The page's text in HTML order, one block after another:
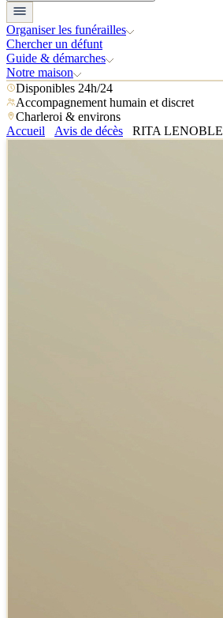
Organiser les funérailles
Chercher un défunt
Guide & démarches
Notre maison
Disponibles 24h/24
Accompagnement humain et discret
Charleroi & environs
Accueil
Avis de décès RITA LENOBLE